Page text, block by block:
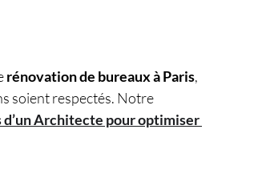
rénovation de bureaux à Paris,
soient respectés. Notre
d’un Architecte pour optimiser